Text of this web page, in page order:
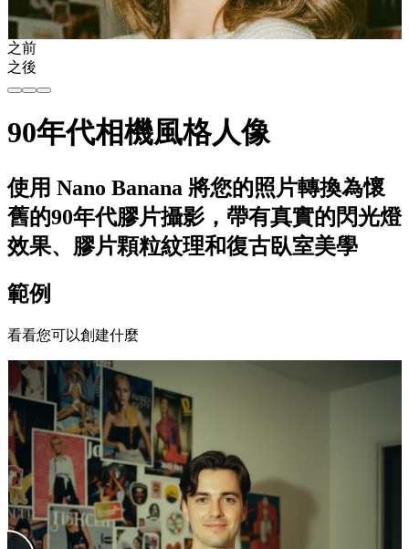
之前
之後
90年代相機風格人像
使用 Nano Banana 將您的照片轉換為懷
舊的90年代膠片攝影，帶有真實的閃光燈
效果、膠片顆粒紋理和復古臥室美學
範例
看看您可以創建什麼